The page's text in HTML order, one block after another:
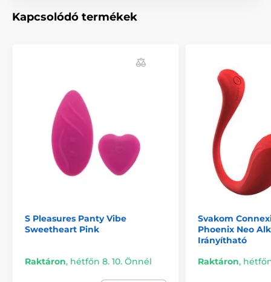
A termék a következő kategóriákba sorolt
Hossz
Kapcsolódó termékek
S Pleasures Panty Vibe
Sweetheart Pink
Raktáron, hétfőn 8. 10. Önnél
Svakom
Phoenix Neo
Irányítható
Raktáron,